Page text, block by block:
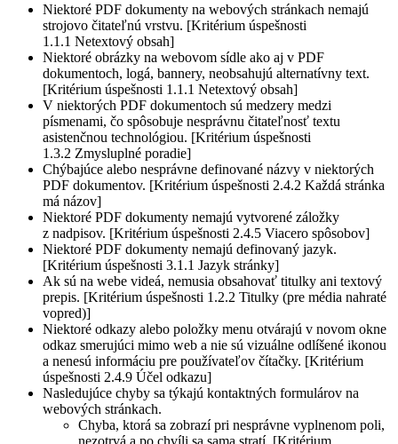
Niektoré PDF dokumenty na webových stránkach nemajú
strojovo čitateľnú vrstvu. [Kritérium úspešnosti
1.1.1 Netextový obsah]
Niektoré obrázky na webovom sídle ako aj v PDF
dokumentoch, logá, bannery, neobsahujú alternatívny text.
[Kritérium úspešnosti 1.1.1 Netextový obsah]
V niektorých PDF dokumentoch sú medzery medzi
písmenami, čo spôsobuje nesprávnu čitateľnosť textu
asistenčnou technológiou. [Kritérium úspešnosti
1.3.2 Zmysluplné poradie]
Chýbajúce alebo nesprávne definované názvy v niektorých
PDF dokumentov. [Kritérium úspešnosti 2.4.2 Každá stránka
má názov]
Niektoré PDF dokumenty nemajú vytvorené záložky
z nadpisov. [Kritérium úspešnosti 2.4.5 Viacero spôsobov]
Niektoré PDF dokumenty nemajú definovaný jazyk.
[Kritérium úspešnosti 3.1.1 Jazyk stránky]
Ak sú na webe videá, nemusia obsahovať titulky ani textový
prepis. [Kritérium úspešnosti 1.2.2 Titulky (pre média nahraté
vopred)]
Niektoré odkazy alebo položky menu otvárajú v novom okne
odkaz smerujúci mimo web a nie sú vizuálne odlíšené ikonou
a nenesú informáciu pre používateľov čítačky. [Kritérium
úspešnosti 2.4.9 Účel odkazu]
Nasledujúce chyby sa týkajú kontaktných formulárov na
webových stránkach.
Chyba, ktorá sa zobrazí pri nesprávne vyplnenom poli,
nezotrvá a po chvíli sa sama stratí. [Kritérium